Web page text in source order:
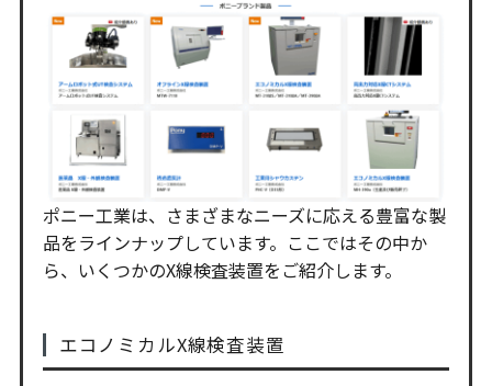
ポニー工業は、さまざまなニーズに応える豊富な製
品をラインナップしています。ここではその中か
ら、いくつかのX線検査装置をご紹介します。
エコノミカルX線検査装置